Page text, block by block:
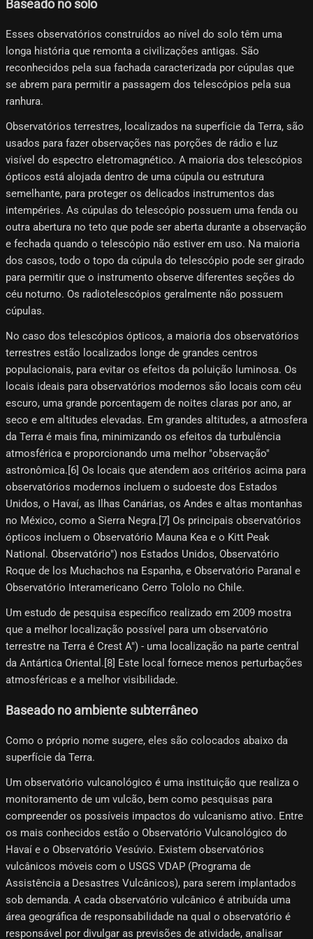
Baseado no solo
Esses observatórios construídos ao nível do solo têm uma
longa história que remonta a civilizações antigas. São
reconhecidos pela sua fachada caracterizada por cúpulas que
se abrem para permitir a passagem dos telescópios pela sua
ranhura.
Observatórios terrestres, localizados na superfície da Terra, são
usados ​​para fazer observações nas porções de rádio e luz
visível do espectro eletromagnético. A maioria dos telescópios
ópticos está alojada dentro de uma cúpula ou estrutura
semelhante, para proteger os delicados instrumentos das
intempéries. As cúpulas do telescópio possuem uma fenda ou
outra abertura no teto que pode ser aberta durante a observação
e fechada quando o telescópio não estiver em uso. Na maioria
dos casos, todo o topo da cúpula do telescópio pode ser girado
para permitir que o instrumento observe diferentes seções do
céu noturno. Os radiotelescópios geralmente não possuem
cúpulas.
No caso dos telescópios ópticos, a maioria dos observatórios
terrestres estão localizados longe de grandes centros
populacionais, para evitar os efeitos da poluição luminosa. Os
locais ideais para observatórios modernos são locais com céu
escuro, uma grande porcentagem de noites claras por ano, ar
seco e em altitudes elevadas. Em grandes altitudes, a atmosfera
da Terra é mais fina, minimizando os efeitos da turbulência
atmosférica e proporcionando uma melhor "observação"
astronômica.[6] Os locais que atendem aos critérios acima para
observatórios modernos incluem o sudoeste dos Estados
Unidos, o Havaí, as Ilhas Canárias, os Andes e altas montanhas
no México, como a Sierra Negra.[7] Os principais observatórios
ópticos incluem o Observatório Mauna Kea e o Kitt Peak
National. Observatório") nos Estados Unidos, Observatório
Roque de los Muchachos na Espanha, e Observatório Paranal e
Observatório Interamericano Cerro Tololo no Chile.
Um estudo de pesquisa específico realizado em 2009 mostra
que a melhor localização possível para um observatório
terrestre na Terra é Crest A") - uma localização na parte central
da Antártica Oriental.[8]​ Este local fornece menos perturbações
atmosféricas e a melhor visibilidade.
Baseado no ambiente subterrâneo
Como o próprio nome sugere, eles são colocados abaixo da
superfície da Terra.
Um observatório vulcanológico é uma instituição que realiza o
monitoramento de um vulcão, bem como pesquisas para
compreender os possíveis impactos do vulcanismo ativo. Entre
os mais conhecidos estão o Observatório Vulcanológico do
Havaí e o Observatório Vesúvio. Existem observatórios
vulcânicos móveis com o USGS VDAP (Programa de
Assistência a Desastres Vulcânicos), para serem implantados
sob demanda. A cada observatório vulcânico é atribuída uma
área geográfica de responsabilidade na qual o observatório é
responsável por divulgar as previsões de atividade, analisar